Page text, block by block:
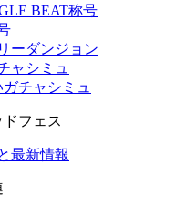
BEAT称号
ーダンジョン
ャシミュ
チャシミュ
フェス
最新情報